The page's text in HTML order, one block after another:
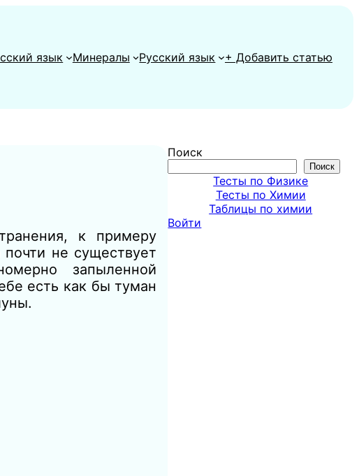
язык Минералы Русский язык + Добавить статью
к примеру
не существует
запыленной
есть как бы туман
Поиск
Поиск
Тесты по Физике
Тесты по Химии
Таблицы по химии
Войти